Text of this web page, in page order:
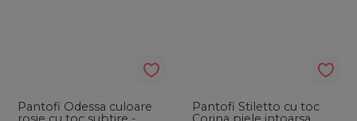
Pantofi Odessa culoare
Pantofi Stiletto cu toc